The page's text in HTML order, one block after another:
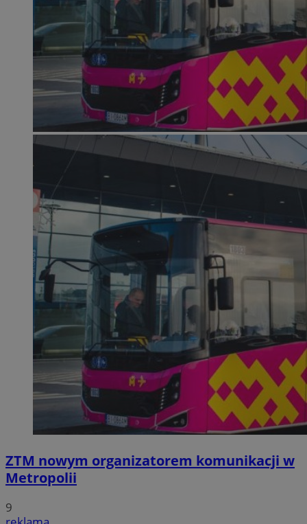
ZTM nowym organizatorem komunikacji w
Metropolii
9